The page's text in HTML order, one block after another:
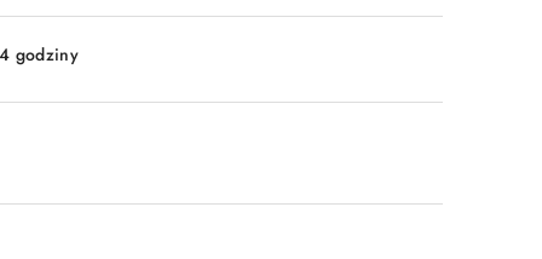
Wyślij
godziny